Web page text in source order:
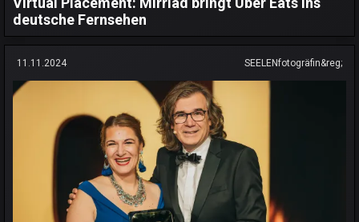
deutsche Fernsehen
11.11.2024 SEELENfotogräfin&reg;